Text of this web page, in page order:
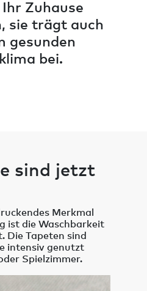
Zuhause
sie trägt auch
gesunden
bei.
sind jetzt
Merkmal
ist die Waschbarkeit
Die Tapeten sind
intensiv genutzt
Spielzimmer.